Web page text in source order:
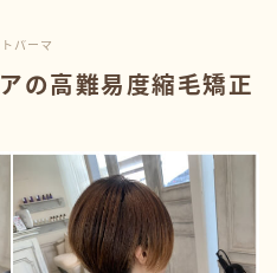
パーマ
の高難易度縮毛矯正